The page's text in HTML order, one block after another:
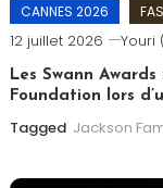
CANNES 2026
12 juillet 2026 Youri
Les Swann
Foundation lors
Tagged Jackson